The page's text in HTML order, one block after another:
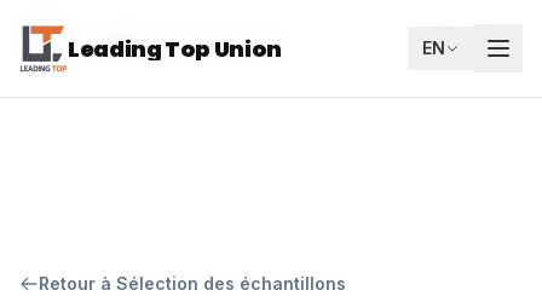
Leading Top Union FR
Leading Top Union EN
Retour à Sélection des échantillons